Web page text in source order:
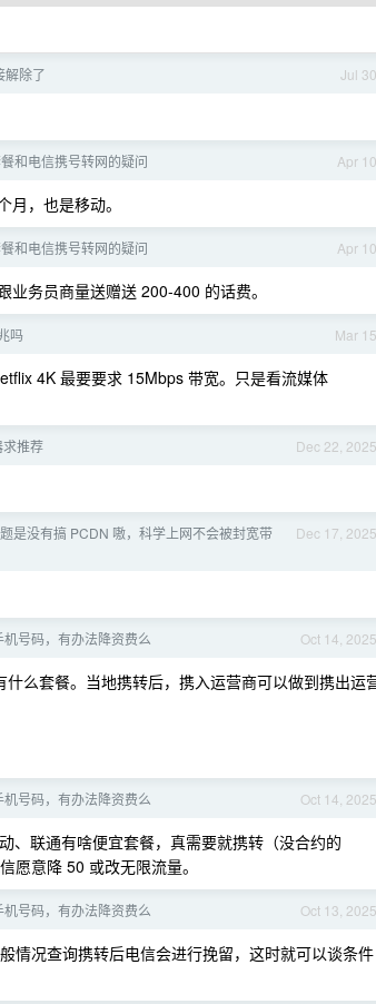
Jul 30
解除了
Apr 10
和电信携号转网的疑问
，也是移动。
Apr 10
和电信携号转网的疑问
务员商量送赠送 200-400 的话费。
Mar 15
吗
4K 最要要求 15Mbps 带宽。只是看流媒体
Dec 22, 2025
推荐
Dec 17, 2025
是没有搞 PCDN 嗷，科学上网不会被封宽带
Oct 14, 2025
号码，有办法降资费么
么套餐。当地携转后，携入运营商可以做到携出运
Oct 14, 2025
号码，有办法降资费么
、联通有啥便宜套餐，真需要就携转（没合约的
愿意降 50 或改无限流量。
Oct 13, 2025
号码，有办法降资费么
情况查询携转后电信会进行挽留，这时就可以谈条件